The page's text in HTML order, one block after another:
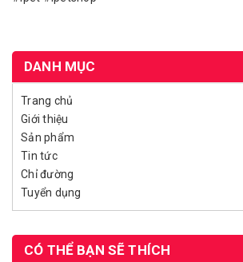
DANH MỤC
Trang chủ
Giới thiệu
Sản phẩm
Tin tức
Chỉ đường
Tuyển dụng
CÓ THỂ BẠN SẼ THÍCH